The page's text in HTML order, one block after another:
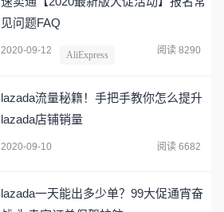
见问题FAQ
2020-09-12 AliExpress 阅读 8290
lazada流量秘籍！手把手教你怎么提升
lazada店铺销量
2020-09-10 阅读 6682
lazada一天能出多少单？99大促通宵奋